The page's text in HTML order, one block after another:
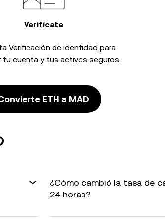
Verifícate
Verificación de identidad para
tu cuenta y tus activos seguros.
ETH a MAD
¿Cómo cambió la tasa de
24 horas?